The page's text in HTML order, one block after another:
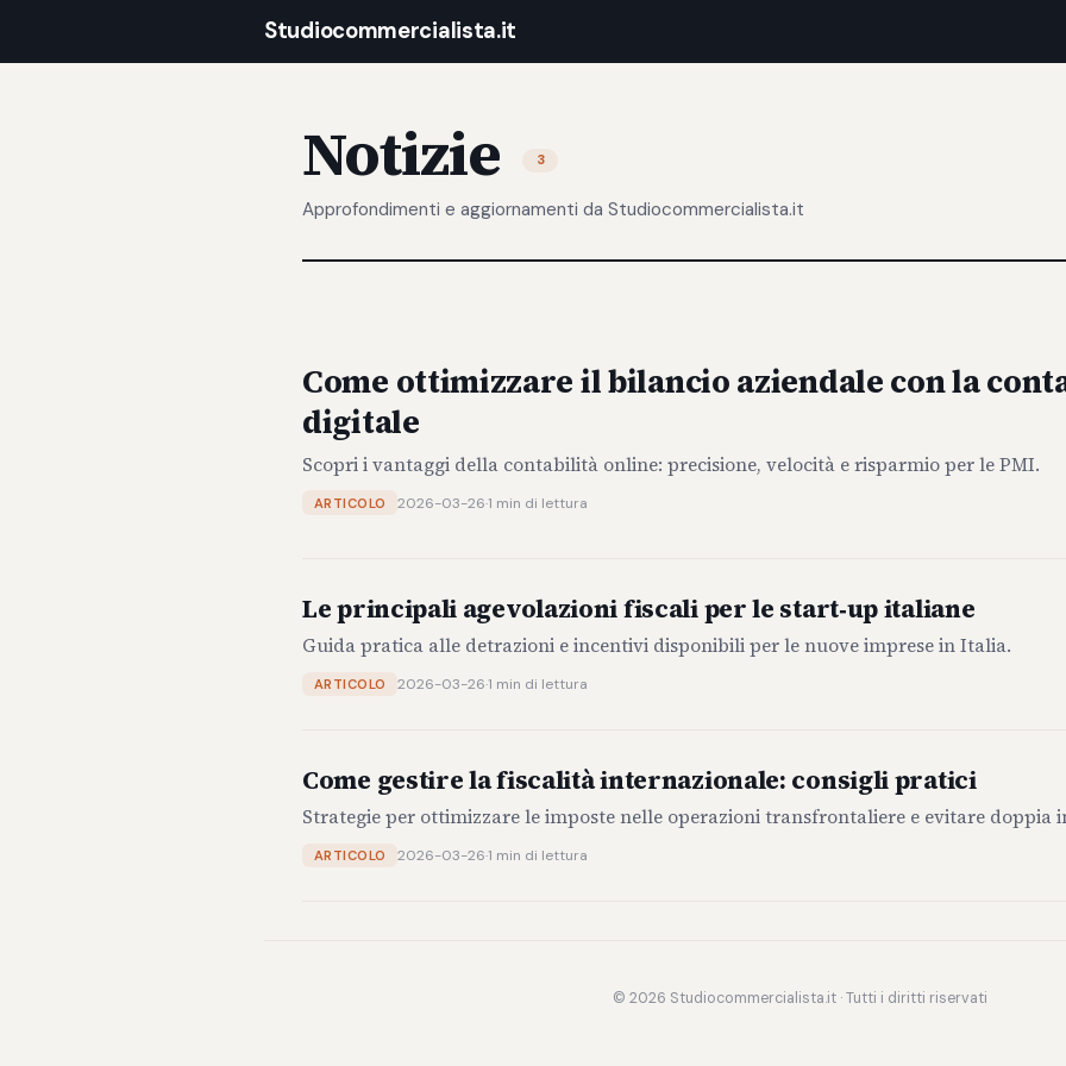
Studiocommercialista.it
Notizie 3
Approfondimenti e aggiornamenti da Studiocommercialista.it
Come ottimizzare il bilancio aziendale con la
digitale
Scopri i vantaggi della contabilità online: precisione, velocità e risparmio per le PMI.
ARTICOLO 2026-03-26·1 min di lettura
Le principali agevolazioni fiscali per le start‑up italiane
Guida pratica alle detrazioni e incentivi disponibili per le nuove imprese in Italia.
ARTICOLO 2026-03-26·1 min di lettura
Come gestire la fiscalità internazionale: consigli pratici
Strategie per ottimizzare le imposte nelle operazioni transfrontaliere e evitare doppia
ARTICOLO 2026-03-26·1 min di lettura
© 2026 Studiocommercialista.it · Tutti i diritti riservati